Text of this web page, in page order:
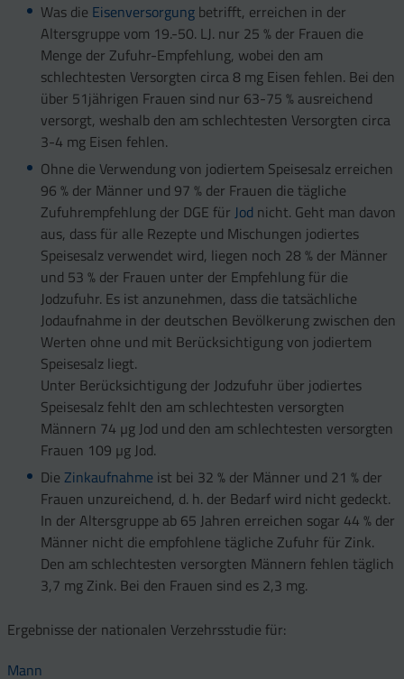
Was die Eisenversorgungbetrifft, erreichen in der
Altersgruppe vom 19.-50. LJ. nur 25 % der Frauen die
Menge der Zufuhr-Empfehlung, wobei den am
schlechtesten Versorgten circa 8 mg Eisen fehlen. Bei den
über 51jährigen Frauen sind nur 63-75 % ausreichend
versorgt, weshalb den am schlechtesten Versorgten circa
3-4 mg Eisen fehlen.
Ohne die Verwendung von jodiertem Speisesalz erreichen
96 % der Männer und 97 % der Frauen die tägliche
Zufuhrempfehlung der DGE für Jod nicht. Geht man davon
aus, dass für alle Rezepte und Mischungen jodiertes
Speisesalz verwendet wird, liegen noch 28 % der Männer
und 53 % der Frauen unter der Empfehlung für die
Jodzufuhr. Es ist anzunehmen, dass die tatsächliche
Jodaufnahme in der deutschen Bevölkerung zwischen den
Werten ohne und mit Berücksichtigung von jodiertem
Speisesalz liegt.
Unter Berücksichtigung der Jodzufuhr über jodiertes
Speisesalz fehlt den am schlechtesten versorgten
Männern 74 µg Jod und den am schlechtesten versorgten
Frauen 109 µg Jod.
Die Zinkaufnahmeist bei 32 % der Männer und 21 % der
Frauen unzureichend, d. h. der Bedarf wird nicht gedeckt.
In der Altersgruppe ab 65 Jahren erreichen sogar 44 % der
Männer nicht die empfohlene tägliche Zufuhr für Zink.
Den am schlechtesten versorgten Männern fehlen täglich
3,7 mg Zink. Bei den Frauen sind es 2,3 mg.
Ergebnisse der nationalen Verzehrsstudie für:
Mann